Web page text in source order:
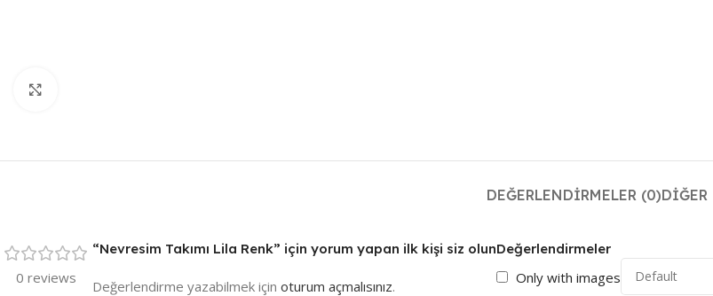
DEĞERLENDIRMELER (0)DIĞER
0 reviews
Değerlendirmeler
Only with images
“Nevresim Takımı Lila Renk” için yorum yapan ilk kişi siz olun
Değerlendirme yazabilmek için oturum açmalısınız.